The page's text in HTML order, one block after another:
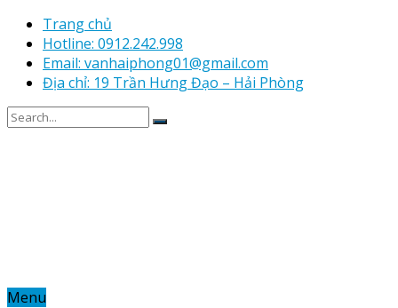
Trang chủ
Hotline: 0912.242.998
Email: vanhaiphong01@gmail.com
Địa chỉ: 19 Trần Hưng Đạo – Hải Phòng
Menu